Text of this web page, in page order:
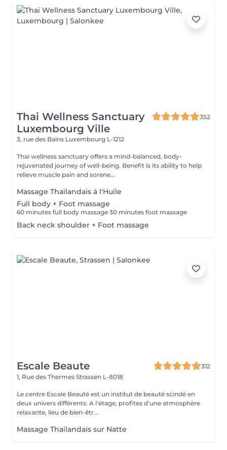
Thai Wellness Sanctuary
Luxembourg Ville
352
3, rue des Bains Luxembourg L-1212
Thai wellness sanctuary offers a mind-balanced, body-
rejuvenated journey of well-being. Benefit is its ability to help
relieve muscle pain and sorene...
Massage Thaïlandais à l'Huile
Full body + Foot massage
60 minutes full body massage 30 minutes foot massage
Back neck shoulder + Foot massage
Escale Beaute
312
1, Rue des Thermes Strassen L-8018
Le centre Escale Beauté est un institut de beauté scindé en
deux univers différents. A l'étage, profitez d'une atmosphère
relaxante, lieu de bien-êtr...
Massage Thailandais sur Natte